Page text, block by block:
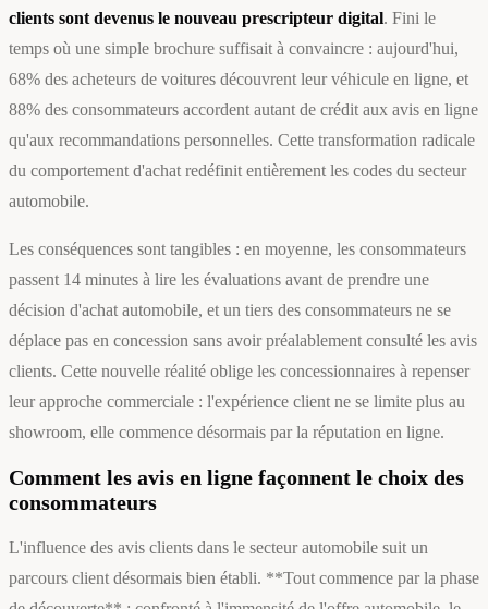
clients sont devenus le nouveau prescripteur digital. Fini le
temps où une simple brochure suffisait à convaincre : aujourd'hui,
68% des acheteurs de voitures découvrent leur véhicule en ligne, et
88% des consommateurs accordent autant de crédit aux avis en ligne
qu'aux recommandations personnelles. Cette transformation radicale
du comportement d'achat redéfinit entièrement les codes du secteur
automobile.
Les conséquences sont tangibles : en moyenne, les consommateurs
passent 14 minutes à lire les évaluations avant de prendre une
décision d'achat automobile, et un tiers des consommateurs ne se
déplace pas en concession sans avoir préalablement consulté les avis
clients. Cette nouvelle réalité oblige les concessionnaires à repenser
leur approche commerciale : l'expérience client ne se limite plus au
showroom, elle commence désormais par la réputation en ligne.
Comment les avis en ligne façonnent le choix des
consommateurs
L'influence des avis clients dans le secteur automobile suit un
parcours client désormais bien établi. **Tout commence par la phase